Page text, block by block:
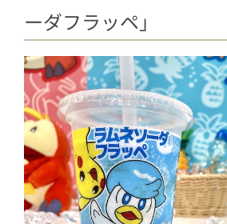
ーダフラッペ」